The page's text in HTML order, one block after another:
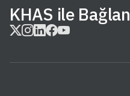
KHAS ile